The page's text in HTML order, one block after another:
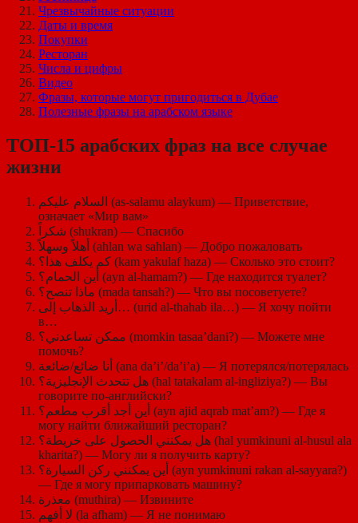
Чрезвычайные ситуации
Даты и время
Покупки
Ресторан
Числа и цифры
Видео
Фразы, которые могут пригодиться в Дубае
Полезные фразы на арабском языке
ТОП-15 арабских фраз на все случае
жизни
السلام عليكم (as-salamu alaykum) — Приветствие,
означает «Мир вам»
شكراً (shukran) — Спасибо
أهلاً وسهلاً (ahlan wa sahlan) — Добро пожаловать
كم يكلف هذا؟ (kam yakulaf haza) — Сколько это стоит?
أين الحمام؟ (ayn al-hamam?) — Где находится туалет?
ماذا تنصح؟ (mada tansah?) — Что вы посоветуете?
أريد الذهاب إلى… (urid al-thahab ila…) — Я хочу пойти
в…
ممكن تساعدني؟ (momkin tasaa’dani?) — Можете мне
помочь?
أنا ضائع/ضائعة (ana da’i’/da’i’a) — Я потерялся/потерялась
هل تتحدث الإنجليزية؟ (hal tatakalam al-ingliziya?) — Вы
говорите по-английски?
أين أجد أقرب مطعم؟ (ayn ajid aqrab mat’am?) — Где я
могу найти ближайший ресторан?
هل يمكنني الحصول على خريطة؟ (hal yumkinuni al-husul ala
kharita?) — Могу ли я получить карту?
أين يمكنني ركن السيارة؟ (ayn yumkinuni rakan al-sayyara?)
— Где я могу припарковать машину?
معذرة (muthira) — Извините
لا أفهم (la afham) — Я не понимаю